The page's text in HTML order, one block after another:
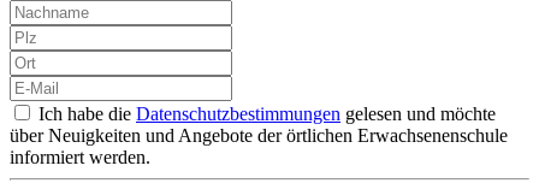
Ich habe die Datenschutzbestimmungen gelesen und möchte
über Neuigkeiten und Angebote der örtlichen Erwachsenenschule
informiert werden.